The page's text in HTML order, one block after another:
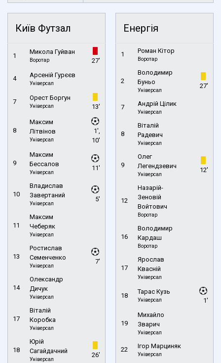
Київ Футзал
1
Микола Гуйван
Воротар 27'
4 Арсеній Гурєєв
Універсал
7
Орест Боргун
Універсал 13'
8
Максим
Літвінов
Універсал
1',
10'
9
Максим
Бессалов
Універсал
11'
10
Владислав
Завертаний
Універсал
5'
11
Максим
Чеберяк
Універсал
13
Ростислав
Семенченко
Універсал
7'
14
Олександр
Дичук
Універсал
17
Віталій
Коробка
Універсал
18
Юрій
Сагайдачний
Універсал
26'
Енергія
1 Роман Кітор
Воротар
2
Володимир
Буньо
Універсал
27'
7 Андрій Цілик
Універсал
8
Віталій
Радевич
Універсал
9
Олег
Легендзевич
Універсал
12'
12
Назарій-
Зеновій
Войтович
Воротар
16
Володимир
Кардаш
Воротар
17
Ярослав
Квасній
Універсал
18
Тарас Кузь
Універсал 1'
19
Михайло
Зварич
Універсал
22 Ігор Марциняк
Універсал